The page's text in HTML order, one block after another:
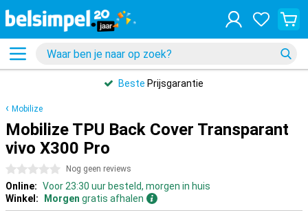
Beste Prijsgarantie
Mobilize
Mobilize TPU Back Cover Transparant
vivo X300 Pro
0 sterren Nog geen reviews
Online: Voor 23:30 uur besteld, morgen in huis
Winkel:
Morgen gratis afhalen